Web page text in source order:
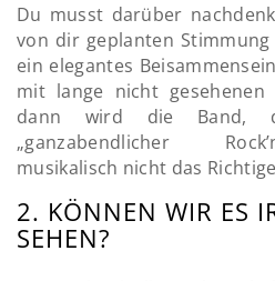
Du musst darüber
von dir geplanten
ein elegantes
mit lange nicht gesehenen
dann wird die Band,
„ganzabendlicher
musikalisch nicht das
2. KÖNNEN WIR ES
SEHEN?